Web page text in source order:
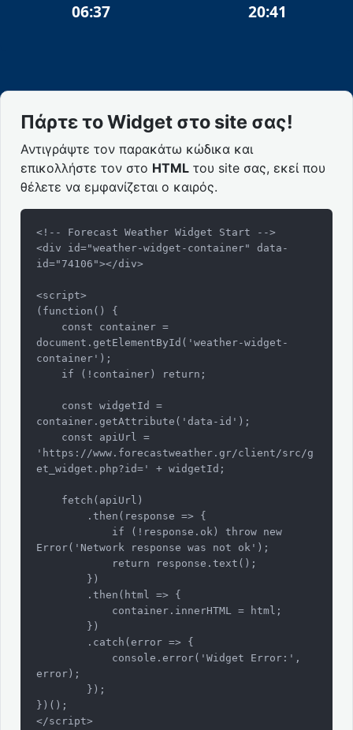
06:37 20:41
Πάρτε το Widget στο site σας!
Αντιγράψτε τον παρακάτω κώδικα και
επικολλήστε τον στο HTML του site σας, εκεί που
θέλετε να εμφανίζεται ο καιρός.
<!-- Forecast Weather Widget Start -->
<div id="weather-widget-container" data-
id="74106"></div>
<script>
(function() {
document.getElementById('weather-widget-
container');
container.getAttribute('data-id');
'https://www.forecastweather.gr/client/src/g
et_widget.php?id=' + widgetId;
Error('Network response was not ok');
error);
})();
</script>